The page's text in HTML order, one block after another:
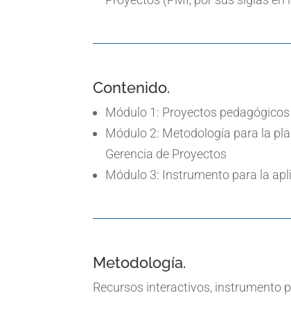
Contenido.
Módulo 1: Proyectos
Módulo 2: Metodología para la
Gerencia de Proyectos
Módulo 3: Instrumento para la
Metodología.
Recursos interactivos, instrumento